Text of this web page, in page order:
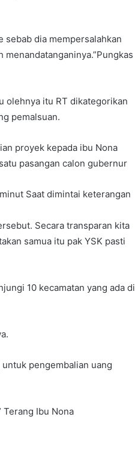
sebab dia mempersalahkan
olehnya itu RT dikategorikan
pemalsuan.
proyek kepada ibu Nona
pasangan calon gubernur
Saat dimintai keterangan
Secara transparan kita
samua itu pak YSK pasti
10 kecamatan yang ada di
pengembalian uang
Terang Ibu Nona